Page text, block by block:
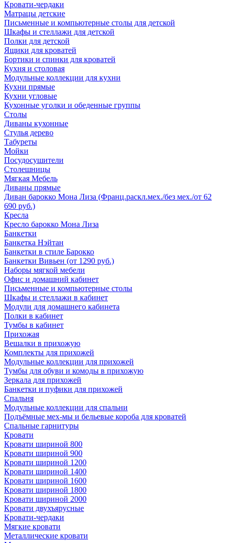
Кровати-чердаки
Матрацы детские
Письменные и компьютерные столы для детской
Шкафы и стеллажи для детской
Полки для детской
Ящики для кроватей
Бортики и спинки для кроватей
Кухня и столовая
Модульные коллекции для кухни
Кухни прямые
Кухни угловые
Кухонные уголки и обеденные группы
Столы
Диваны кухонные
Стулья дерево
Табуреты
Мойки
Посудосушители
Столешницы
Мягкая Мебель
Диваны прямые
Диван барокко Мона Лиза (Франц.раскл.мех./без мех./от 62
690 руб.)
Кресла
Кресло барокко Мона Лиза
Банкетки
Банкетка Нэйтан
Банкетки в стиле Барокко
Банкетки Вивьен (от 1290 руб.)
Наборы мягкой мебели
Офис и домашний кабинет
Письменные и компьютерные столы
Шкафы и стеллажи в кабинет
Модули для домашнего кабинета
Полки в кабинет
Тумбы в кабинет
Прихожая
Вешалки в прихожую
Комплекты для прихожей
Модульные коллекции для прихожей
Тумбы для обуви и комоды в прихожую
Зеркала для прихожей
Банкетки и пуфики для прихожей
Спальня
Модульные коллекции для спальни
Подъёмные мех-мы и бельевые короба для кроватей
Спальные гарнитуры
Кровати
Кровати шириной 800
Кровати шириной 900
Кровати шириной 1200
Кровати шириной 1400
Кровати шириной 1600
Кровати шириной 1800
Кровати шириной 2000
Кровати двухъярусные
Кровати-чердаки
Мягкие кровати
Металлические кровати